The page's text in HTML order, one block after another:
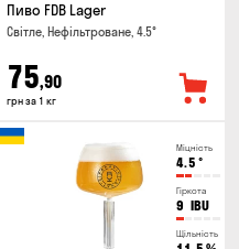
Пиво FDB Lager
Світле, Нефільтроване, 4.5°
75,90
грн за 1 кг
Міцність
4.5 °
Гіркота
9 IBU
Щільність